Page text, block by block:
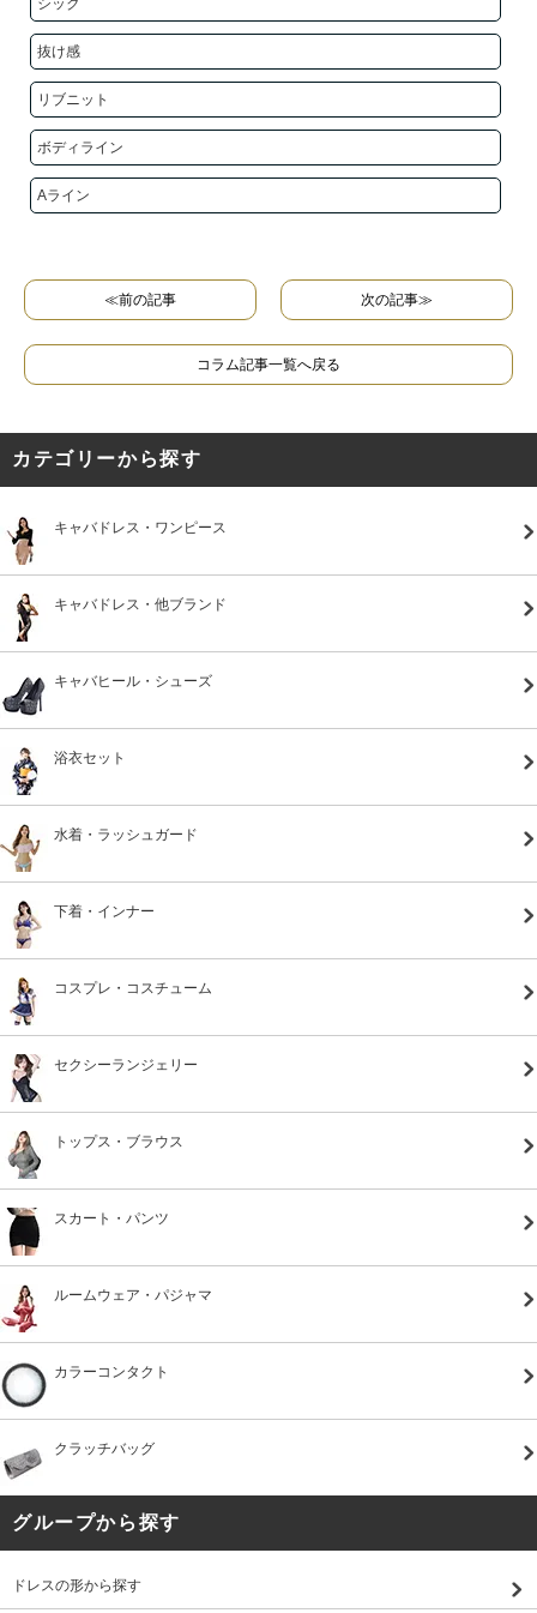
抜け感
リブニット
ボディライン
Aライン
≪前の記事 次の記事≫
コラム記事一覧へ戻る
カテゴリーから探す
キャバドレス・ワンピース
キャバドレス・他ブランド
キャバヒール・シューズ
浴衣セット
水着・ラッシュガード
下着・インナー
コスプレ・コスチューム
セクシーランジェリー
トップス・ブラウス
スカート・パンツ
ルームウェア・パジャマ
カラーコンタクト
クラッチバッグ
グループから探す
ドレスの形から探す